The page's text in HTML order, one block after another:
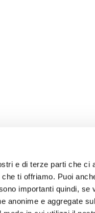
e di terze parti che ci
ti offriamo. Puoi
importanti quindi, se
anonime e aggregate